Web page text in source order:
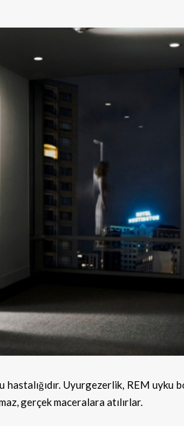
Uyurgezerlik, REM uyku
gerçek maceralara atılırlar.